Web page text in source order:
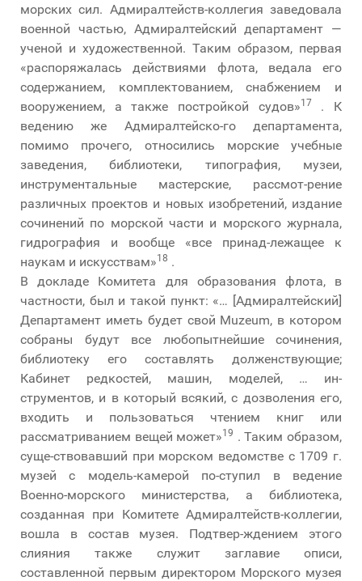
морских сил. Адмиралтейств-коллегия заведовала
военной частью, Адмиралтейский департамент —
ученой и художественной. Таким образом, первая
«распоряжалась действиями флота, ведала его
содержанием, комплектованием, снабжением и
вооружением, а также постройкой судов»17
. К
ведению же Адмиралтейско-го департамента,
помимо прочего, относились морские учебные
заведения, библиотеки, типография, музеи,
инструментальные мастерские, рассмот-рение
различных проектов и новых изобретений, издание
сочинений по морской части и морского журнала,
гидрография и вообще «все принад-лежащее к
наукам и искусствам»18 .
В докладе Комитета для образования флота, в
частности, был и такой пункт: «… [Адмиралтейский]
Департамент иметь будет свой Muzeum, в котором
собраны будут все любопытнейшие сочинения,
библиотеку его составлять долженствующие;
Кабинет редкостей, машин, моделей, … ин-
струментов, и в который всякий, с дозволения его,
входить и пользоваться чтением книг или
рассматриванием вещей может»19 . Таким образом,
суще-ствовавший при морском ведомстве с 1709 г.
музей с модель-камерой по-ступил в ведение
Военно-морского министерства, а библиотека,
созданная при Комитете Адмиралтейств-коллегии,
вошла в состав музея. Подтвер-ждением этого
слияния также служит заглавие описи,
составленной первым директором Морского музея